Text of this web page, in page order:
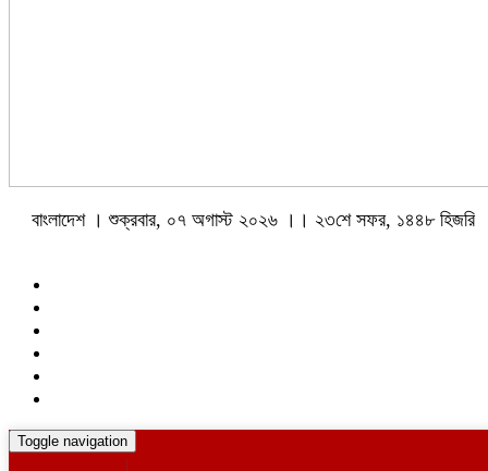
বাংলাদেশ । শুক্রবার, ০৭ অগাস্ট ২০২৬ ।। ২৩শে সফর, ১৪৪৮ হিজরি
Toggle navigation